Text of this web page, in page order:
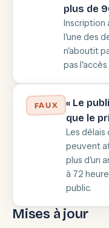
plus de
Inscription
l'une des
n'aboutit
pas l'accès
FAUX
« Le
que le
Les délais
peuvent
plus d'un
à 72
public.
Mises à jour